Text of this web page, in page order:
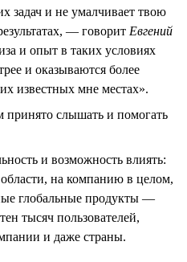
задач и не умалчивает твою
— говорит Евгений
и опыт в таких условиях
и оказываются более
известных мне местах».
принято слышать и помогать
и возможность влиять:
на компанию в целом,
глобальные продукты —
тысяч пользователей,
и даже страны.